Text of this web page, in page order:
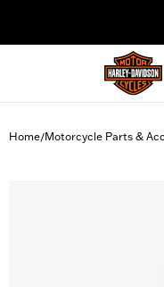
Home/Motorcycle Parts &